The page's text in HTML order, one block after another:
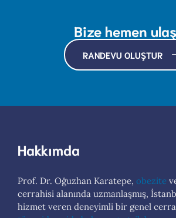
Bize hemen
RANDEVU OLUŞTUR
Hakkımda
Prof. Dr. Oğuzhan Karatepe, obezite
cerrahisi alanında uzmanlaşmış,
hizmet veren deneyimli bir genel